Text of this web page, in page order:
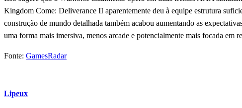
Kingdom Come: Deliverance II aparentemente deu à equipe estrutura
construção de mundo detalhada também acabou aumentando as
uma forma mais imersiva, menos arcade e potencialmente mais focada
Fonte: GamesRadar
Lipeux